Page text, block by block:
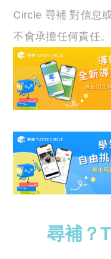
Circle 尋補 對信息
不會承擔任何責任。
尋補？